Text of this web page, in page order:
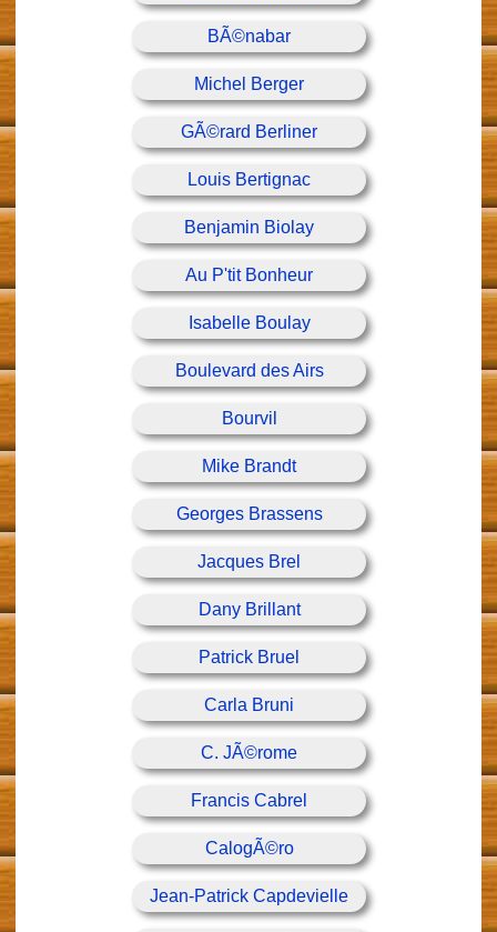
BÃ©nabar
Michel Berger
GÃ©rard Berliner
Louis Bertignac
Benjamin Biolay
Au P'tit Bonheur
Isabelle Boulay
Boulevard des Airs
Bourvil
Mike Brandt
Georges Brassens
Jacques Brel
Dany Brillant
Patrick Bruel
Carla Bruni
C. JÃ©rome
Francis Cabrel
CalogÃ©ro
Jean-Patrick Capdevielle